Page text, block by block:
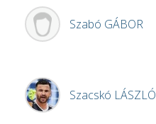
Szabó GÁBOR
Szacskó LÁSZLÓ